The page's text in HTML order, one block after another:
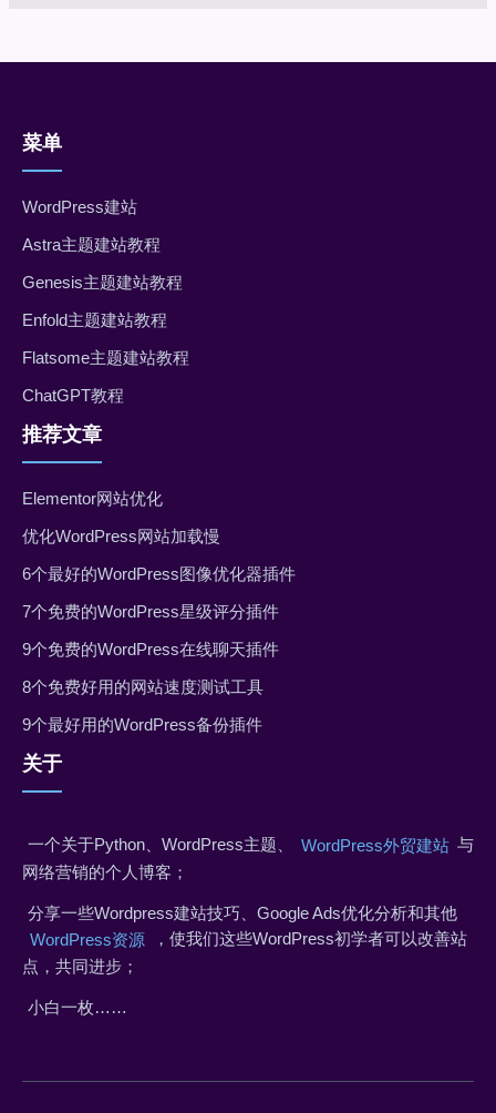
菜单
WordPress建站
Astra主题建站教程
Genesis主题建站教程
Enfold主题建站教程
Flatsome主题建站教程
ChatGPT教程
推荐文章
Elementor网站优化
优化WordPress网站加载慢
6个最好的WordPress图像优化器插件
7个免费的WordPress星级评分插件
9个免费的WordPress在线聊天插件
8个免费好用的网站速度测试工具
9个最好用的WordPress备份插件
关于
一个关于Python、WordPress主题、 WordPress外贸建站 与
网络营销的个人博客；
分享一些Wordpress建站技巧、Google Ads优化分析和其他
WordPress资源
，使我们这些WordPress初学者可以改善站
点，共同进步；
小白一枚……